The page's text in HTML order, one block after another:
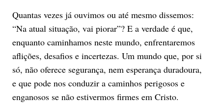
Quantas vezes já ouvimos ou até mesmo dissemos:
“Na atual situação, vai piorar”? E a verdade é que,
enquanto caminhamos neste mundo, enfrentaremos
aflições, desafios e incertezas. Um mundo que, por si
só, não oferece segurança, nem esperança duradoura,
e que pode nos conduzir a caminhos perigosos e
enganosos se não estivermos firmes em Cristo.